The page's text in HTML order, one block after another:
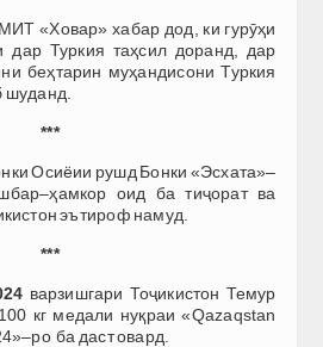
«Ховар» хабар дод, ки гурӯҳи
дар Туркия таҳсил доранд, дар
беҳтарин муҳандисони Туркия
шуданд.
***
Осиёии рушд Бонки «Эсхата»–
оид ба тиҷорат ва
эътироф намуд.
***
варзишгари Тоҷикистон Темур
кг медали нуқраи «Qazaqstan
ба даст овард.